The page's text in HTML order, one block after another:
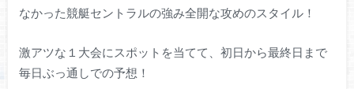
なかった競艇セントラルの強み全開な攻めのスタイル！
激アツな１大会にスポットを当てて、初日から最終日まで
毎日ぶっ通しでの予想！